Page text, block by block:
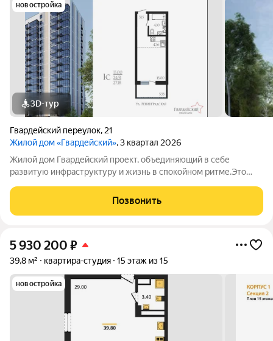
новостройка
3D-тур
Гвардейский переулок, 21
Жилой дом «Гвардейский», 3 квартал 2026
Жилой дом Гвардейский проект, объединяющий в себе
развитую инфраструктуру и жизнь в спокойном ритме.Это
по технологии монолитного домостроения. На каждом этаже
всего 9 квартир.Комфортное
Позвонить
5 930 200 ₽
39,8 м² квартира-студия 15 этаж из 15
новостройка